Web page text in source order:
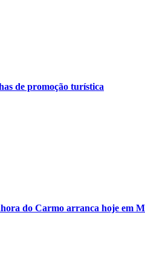
de promoção turística
do Carmo arranca hoje em